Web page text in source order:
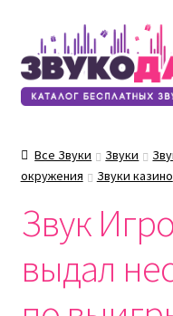
Перейти
к
навигации
Перейти
к
содержимому
Все Звуки Звуки
окружения
Звуки казино
Звук
выдал